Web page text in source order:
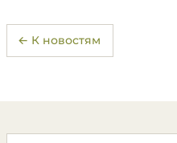
← К новостям